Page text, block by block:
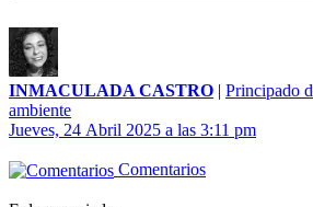
INMACULADA CASTRO | Principado
ambiente
Jueves, 24 Abril 2025 a las 3:11 pm
Comentarios